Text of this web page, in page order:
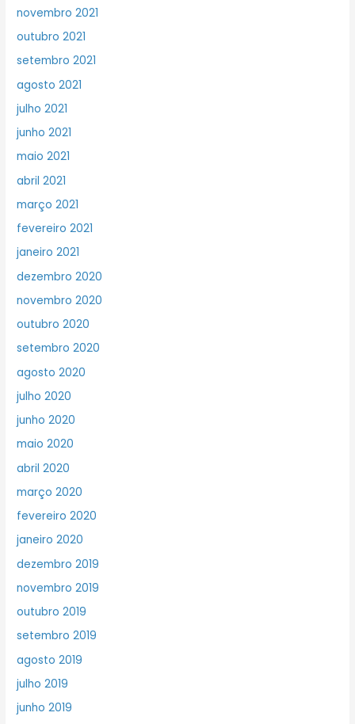
novembro 2021
outubro 2021
setembro 2021
agosto 2021
julho 2021
junho 2021
maio 2021
abril 2021
março 2021
fevereiro 2021
janeiro 2021
dezembro 2020
novembro 2020
outubro 2020
setembro 2020
agosto 2020
julho 2020
junho 2020
maio 2020
abril 2020
março 2020
fevereiro 2020
janeiro 2020
dezembro 2019
novembro 2019
outubro 2019
setembro 2019
agosto 2019
julho 2019
junho 2019